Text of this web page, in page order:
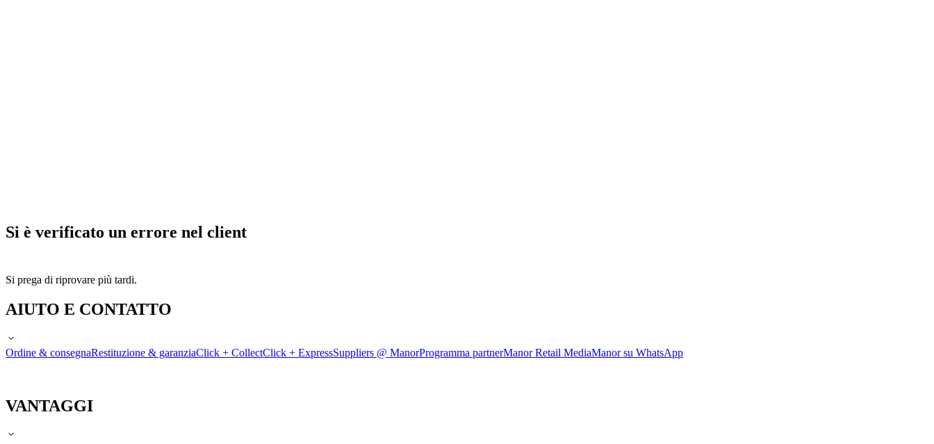
Si è verificato un errore nel client
Si prega di riprovare più tardi.
AIUTO E CONTATTO
Ordine & consegnaRestituzione & garanziaClick + CollectClick + ExpressSuppliers @ ManorProgramma partnerManor Retail MediaManor su WhatsApp
VANTAGGI